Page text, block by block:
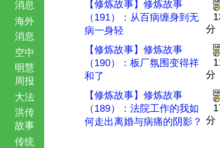
消息
海外
消息
空中
明慧
周报
大法
洪传
故事
传统
【修炼故事】修炼故事
（191）：从百病缠身到无
病一身轻
分
【修炼故事】修炼故事
（190）：板厂氛围变得祥
和了
分
【修炼故事】修炼故事
（189）：法院工作的我如
何走出离婚与病痛的阴影？ 分